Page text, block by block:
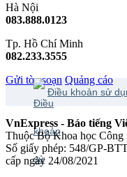
Hà Nội
083.888.0123
Tp. Hồ Chí Minh
082.233.3555
Gửi tòa soạn Quảng cáo
Điều khoản sử
VnExpress - Báo tiếng
Thuộc Bộ Khoa học Công
Số giấy phép: 548/GP-
cấp ngày 24/08/2021